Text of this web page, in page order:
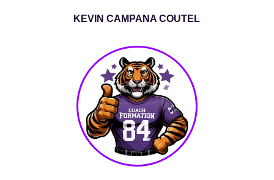
KEVIN CAMPANA COUTEL